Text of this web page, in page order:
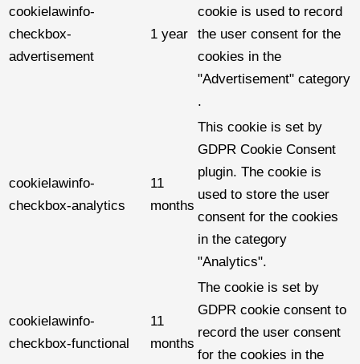
cookielawinfo-
checkbox-
advertisement
1 year
cookie is used to record
the user consent for the
cookies in the
"Advertisement" category
.
cookielawinfo-
checkbox-analytics
11
months
This cookie is set by
GDPR Cookie Consent
plugin. The cookie is
used to store the user
consent for the cookies
in the category
"Analytics".
cookielawinfo-
checkbox-functional
11
months
The cookie is set by
GDPR cookie consent to
record the user consent
for the cookies in the